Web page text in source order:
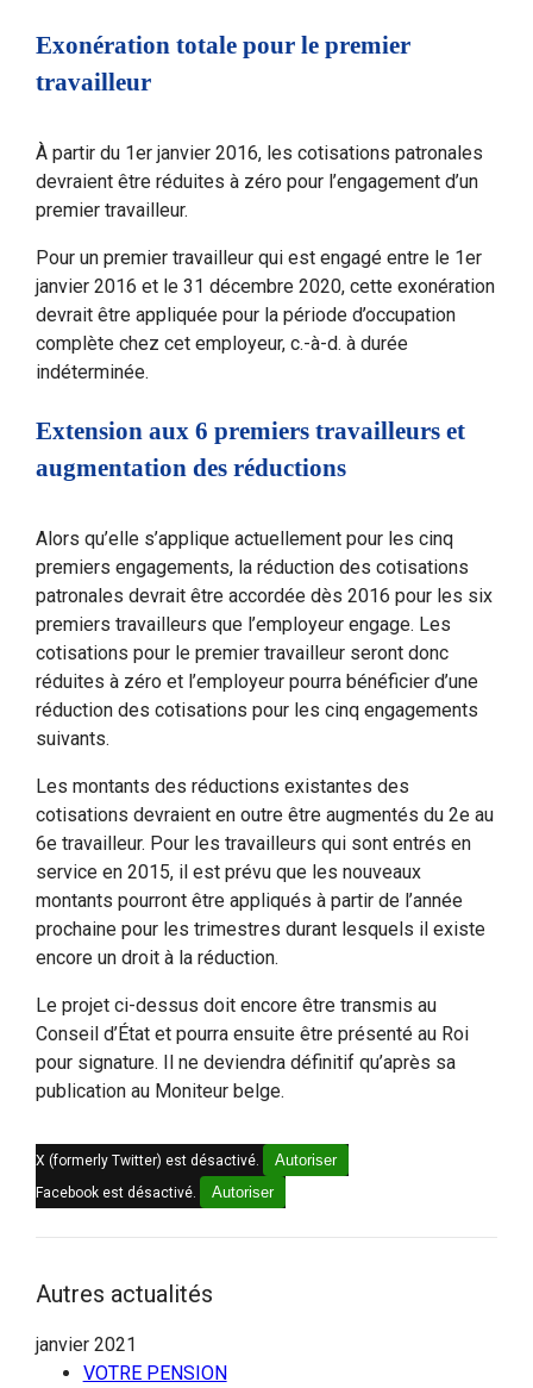
Exonération totale pour le premier
travailleur
À partir du 1er janvier 2016, les cotisations patronales
devraient être réduites à zéro pour l’engagement d’un
premier travailleur.
Pour un premier travailleur qui est engagé entre le 1er
janvier 2016 et le 31 décembre 2020, cette exonération
devrait être appliquée pour la période d’occupation
complète chez cet employeur, c.-à-d. à durée
indéterminée.
Extension aux 6 premiers travailleurs et
augmentation des réductions
Alors qu’elle s’applique actuellement pour les cinq
premiers engagements, la réduction des cotisations
patronales devrait être accordée dès 2016 pour les six
premiers travailleurs que l’employeur engage. Les
cotisations pour le premier travailleur seront donc
réduites à zéro et l’employeur pourra bénéficier d’une
réduction des cotisations pour les cinq engagements
suivants.
Les montants des réductions existantes des
cotisations devraient en outre être augmentés du 2e au
6e travailleur. Pour les travailleurs qui sont entrés en
service en 2015, il est prévu que les nouveaux
montants pourront être appliqués à partir de l’année
prochaine pour les trimestres durant lesquels il existe
encore un droit à la réduction.
Le projet ci-dessus doit encore être transmis au
Conseil d’État et pourra ensuite être présenté au Roi
pour signature. Il ne deviendra définitif qu’après sa
publication au Moniteur belge.
X (formerly Twitter) est désactivé. Autoriser
Facebook est désactivé. Autoriser
Autres actualités
janvier 2021
VOTRE PENSION